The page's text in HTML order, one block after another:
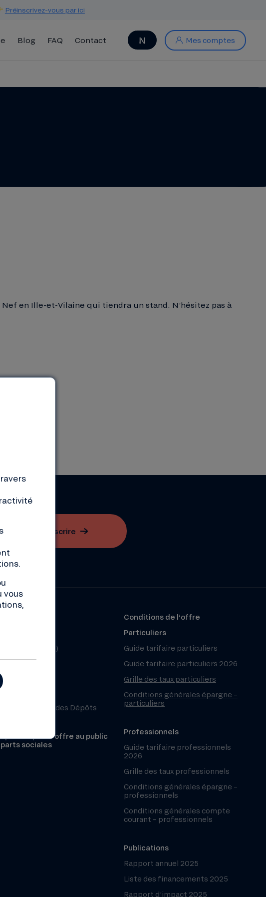
Préinscrivez-vous par ici
Mes comptes
Blog FAQ Contact
en Ille-et-Vilaine qui tiendra un stand. N’hésitez pas à
S'inscrire
d’aide (FAQ)
de Garantie des Dépôts
pour l’offre au public
sociales
Conditions de l’offre
Particuliers
Guide tarifaire particuliers
Guide tarifaire particuliers 2026
Grille des taux particuliers
Conditions générales épargne –
particuliers
Professionnels
Guide tarifaire professionnels
2026
Grille des taux professionnels
Conditions générales épargne –
professionnels
Conditions générales compte
courant – professionnels
Publications
Rapport annuel 2025
Liste des financements 2025
Rapport d’impact 2025
vous